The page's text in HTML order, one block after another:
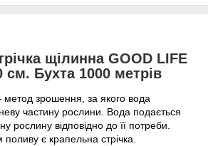
щілинна GOOD LIFE
см. Бухта 1000 метрів
зрошення, за якого вода
частину рослини. Вода подається
рослину відповідно до її потреби.
є крапельна стрічка.